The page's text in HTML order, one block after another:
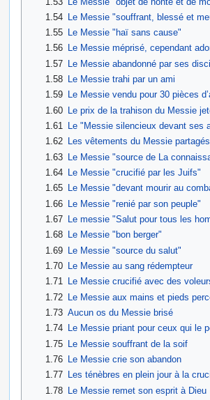
1.54
Le Messie "souffrant, blessé et
1.55
Le Messie "haï sans cause"
1.56
Le Messie méprisé, cependant
1.57
Le Messie abandonné par ses
1.58
Le Messie trahi par un ami
1.59
Le Messie vendu pour 30 pièces
1.60
Le prix de la trahison du Messie
1.61
Le "Messie silencieux devant ses
1.62
Les vêtements du Messie
1.63
Le Messie "source de La
1.64
Le Messie "crucifié par les Juifs"
1.65
Le Messie "devant mourir au
1.66
Le Messie "renié par son peuple"
1.67
Le messie "Salut pour tous les
1.68
Le Messie "bon berger"
1.69
Le Messie "source du salut"
1.70
Le Messie au sang rédempteur
1.71
Le Messie crucifié avec des
1.72 Le Messie aux mains et pieds
1.73 Aucun os du Messie brisé
1.74
Le Messie priant pour ceux qui le
1.75 Le Messie souffrant de la soif
1.76
Le Messie crie son abandon
1.77
Les ténèbres en plein jour à la
1.78 Le Messie remet son esprit à Dieu